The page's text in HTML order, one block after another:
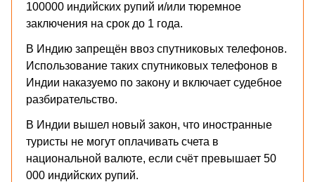
100000 индийских рупий и/или тюремное
заключения на срок до 1 года.
В Индию запрещён ввоз спутниковых телефонов.
Использование таких спутниковых телефонов в
Индии наказуемо по закону и включает судебное
разбирательство.
В Индии вышел новый закон, что иностранные
туристы не могут оплачивать счета в
национальной валюте, если счёт превышает 50
000 индийских рупий.